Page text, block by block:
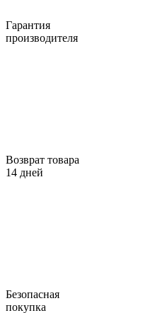
Гарантия
производителя
Возврат товара
14 дней
Безопасная
покупка